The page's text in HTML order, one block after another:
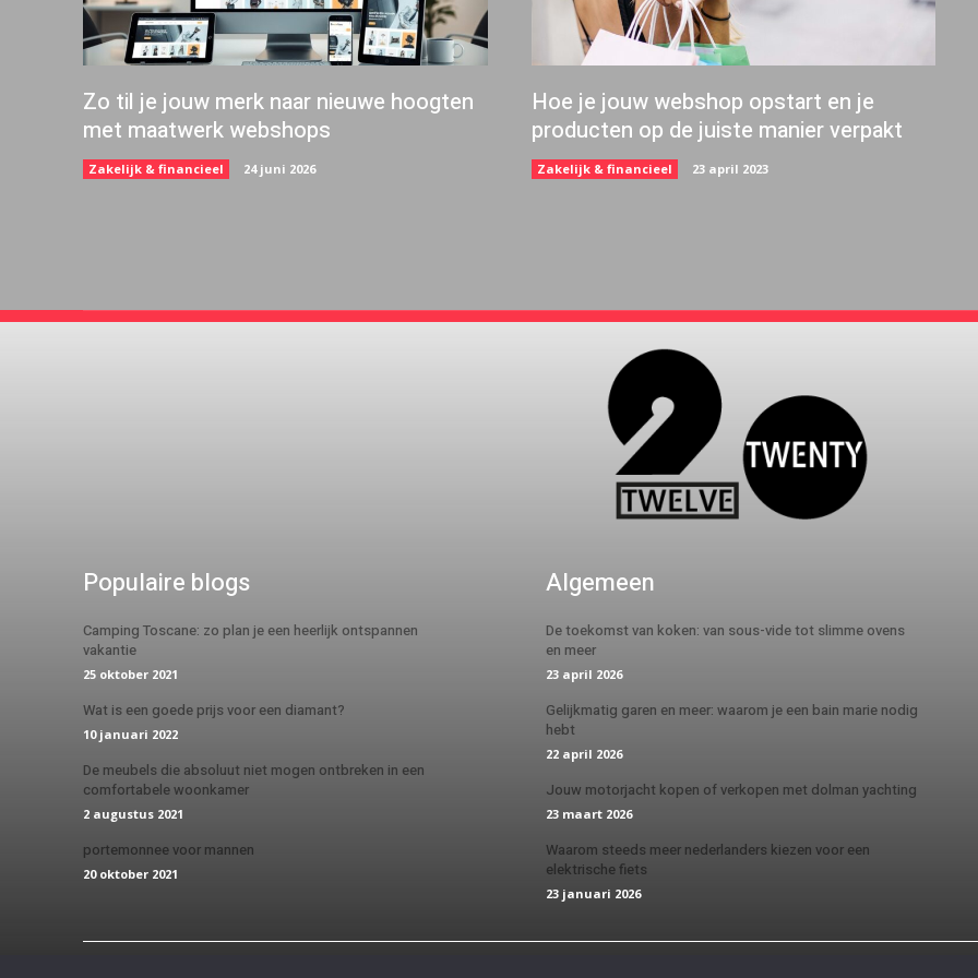
Zo til je jouw merk naar nieuwe hoogten
met maatwerk webshops
Zakelijk & financieel 24 juni 2026
Hoe je jouw webshop opstart en je
producten op de juiste manier verpakt
Zakelijk & financieel 23 april 2023
Populaire blogs
Camping Toscane: zo plan je een heerlijk ontspannen
vakantie
25 oktober 2021
Wat is een goede prijs voor een diamant?
10 januari 2022
De meubels die absoluut niet mogen ontbreken in een
comfortabele woonkamer
2 augustus 2021
portemonnee voor mannen
20 oktober 2021
Algemeen
De toekomst van koken: van sous-vide tot slimme ovens
en meer
23 april 2026
Gelijkmatig garen en meer: waarom je een bain marie nodig
hebt
22 april 2026
Jouw motorjacht kopen of verkopen met dolman yachting
23 maart 2026
Waarom steeds meer nederlanders kiezen voor een
elektrische fiets
23 januari 2026